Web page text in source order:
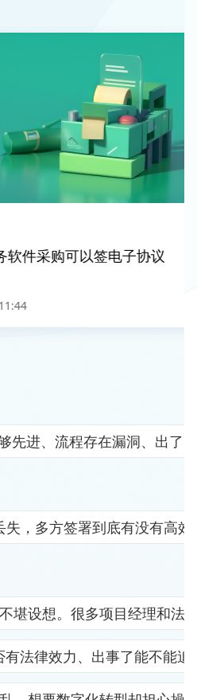
件采购可以签电子协议
进、流程存在漏洞、出了
，多方签署到底有没有高
设想。很多项目经理和法
法律效力、出事了能不能